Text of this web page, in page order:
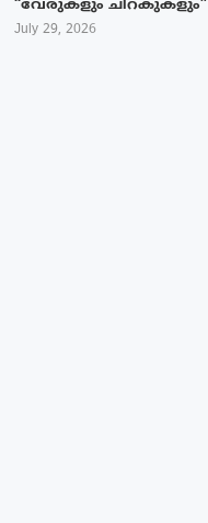
“വേരുകളും ചിറകുകളും”
July 29, 2026